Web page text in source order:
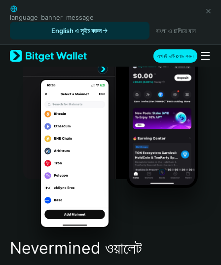
English
日本語
Русский
Español (Latinoamérica)
Türkçe
Português (Portugal)
Bahasa Indonesia
Português (Brasil)
Español (Argentina)
language_banner_message
English এ সুইচ করুন
বাংলা এ চালিয়ে যান
এখনই ডাউনলোড করুন
Nevermined ওয়ালেট